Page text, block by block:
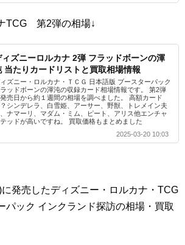
TCG 第2弾の相場↓
ィズニーロルカナ 2弾 フラッドボーンの渾
当たりカードリストと買取相場情報
ズニー・ロルカナ・ＴＣＧ 日本語版 ブースターパック
ッドボーンの渾沌の収録カード相場情報です。 第2弾
売日から約１週間の相場を調べました。 高額カード
シンデレラ、白雪姫、アーサー、野獣、トレメイン夫
、ナマーリ、マダム・ミム、ピート、アリス他エンチャ
ッドが高いですね。 買取価格もまとめました
2025-03-20 10:03
発売したディズニー・ロルカナ・TCG
パック インクランド探訪の相場・買取